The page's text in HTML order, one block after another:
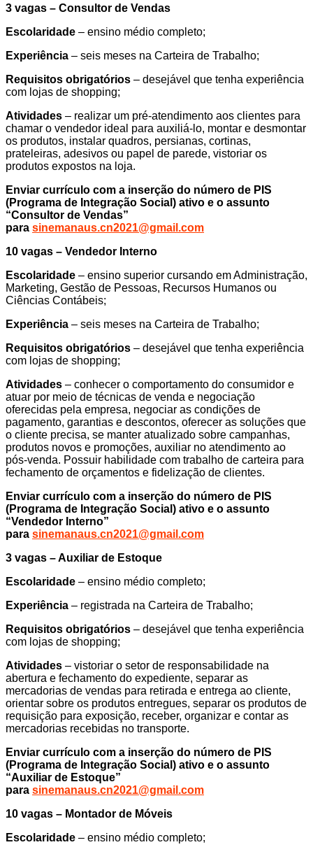
3 vagas – Consultor de Vendas
Escolaridade – ensino médio completo;
Experiência – seis meses na Carteira de Trabalho;
Requisitos obrigatórios – desejável que tenha experiência
com lojas de shopping;
Atividades – realizar um pré-atendimento aos clientes para
chamar o vendedor ideal para auxiliá-lo, montar e desmontar
os produtos, instalar quadros, persianas, cortinas,
prateleiras, adesivos ou papel de parede, vistoriar os
produtos expostos na loja.
Enviar currículo com a inserção do número de PIS
(Programa de Integração Social) ativo e o assunto
“Consultor de Vendas”
para sinemanaus.cn2021@gmail.com
10 vagas – Vendedor Interno
Escolaridade – ensino superior cursando em Administração,
Marketing, Gestão de Pessoas, Recursos Humanos ou
Ciências Contábeis;
Experiência – seis meses na Carteira de Trabalho;
Requisitos obrigatórios – desejável que tenha experiência
com lojas de shopping;
Atividades – conhecer o comportamento do consumidor e
atuar por meio de técnicas de venda e negociação
oferecidas pela empresa, negociar as condições de
pagamento, garantias e descontos, oferecer as soluções que
o cliente precisa, se manter atualizado sobre campanhas,
produtos novos e promoções, auxiliar no atendimento ao
pós-venda. Possuir habilidade com trabalho de carteira para
fechamento de orçamentos e fidelização de clientes.
Enviar currículo com a inserção do número de PIS
(Programa de Integração Social) ativo e o assunto
“Vendedor Interno”
para sinemanaus.cn2021@gmail.com
3 vagas – Auxiliar de Estoque
Escolaridade – ensino médio completo;
Experiência – registrada na Carteira de Trabalho;
Requisitos obrigatórios – desejável que tenha experiência
com lojas de shopping;
Atividades – vistoriar o setor de responsabilidade na
abertura e fechamento do expediente, separar as
mercadorias de vendas para retirada e entrega ao cliente,
orientar sobre os produtos entregues, separar os produtos de
requisição para exposição, receber, organizar e contar as
mercadorias recebidas no transporte.
Enviar currículo com a inserção do número de PIS
(Programa de Integração Social) ativo e o assunto
“Auxiliar de Estoque”
para sinemanaus.cn2021@gmail.com
10 vagas – Montador de Móveis
Escolaridade – ensino médio completo;